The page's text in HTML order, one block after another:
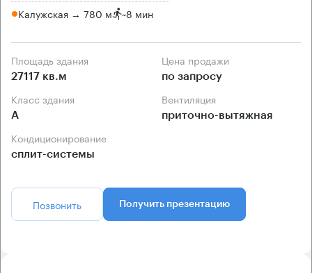
Калужская → 780 м ~8 мин
Площадь здания
27117 кв.м
Цена продажи
по запросу
Класс здания
А
Вентиляция
приточно-вытяжная
Кондиционирование
сплит-системы
Позвонить Получить презентацию